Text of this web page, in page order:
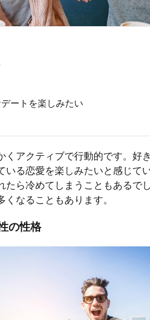
ートを楽しみたい
くアクティブで行動的です。好
いる恋愛を楽しみたいと感じて
たら冷めてしまうこともあるで
なることもあります。
の性格